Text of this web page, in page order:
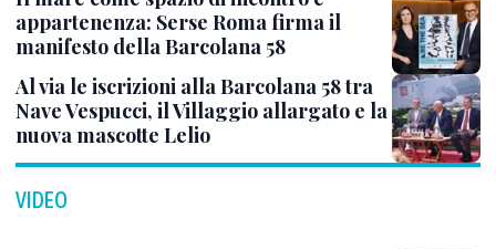
appartenenza: Serse Roma firma il
manifesto della Barcolana 58
Al via le iscrizioni alla Barcolana 58 tra
Nave Vespucci, il Villaggio allargato e la
nuova mascotte Lelio
VIDEO